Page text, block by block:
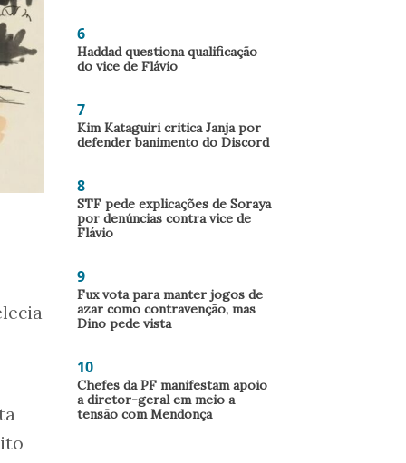
6
Haddad questiona qualificação
do vice de Flávio
7
Kim Kataguiri critica Janja por
defender banimento do Discord
8
STF pede explicações de Soraya
por denúncias contra vice de
Flávio
9
Fux vota para manter jogos de
azar como contravenção, mas
Dino pede vista
10
Chefes da PF manifestam apoio
a diretor-geral em meio a
tensão com Mendonça